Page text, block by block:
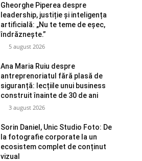
Gheorghe Piperea despre
leadership, justiție și inteligența
artificială: „Nu te teme de eșec,
îndrăznește.”
5 august 2026
Ana Maria Ruiu despre
antreprenoriatul fără plasă de
siguranță: lecțiile unui business
construit înainte de 30 de ani
3 august 2026
Sorin Daniel, Unic Studio Foto: De
la fotografie corporate la un
ecosistem complet de conținut
vizual